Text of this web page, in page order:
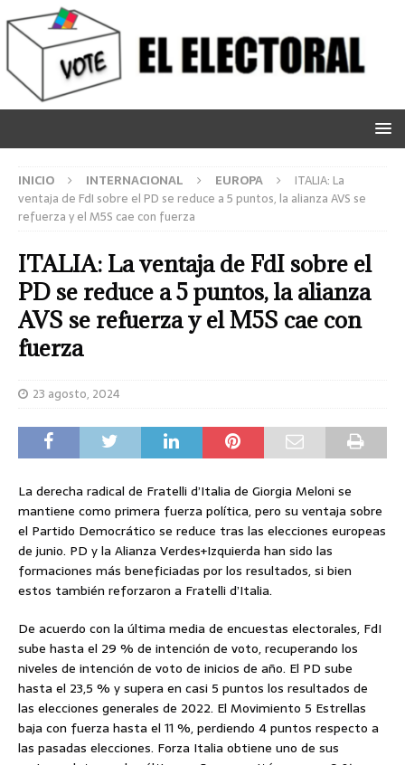
INICIO INTERNACIONAL EUROPA
ITALIA: La
ventaja de FdI sobre el PD se reduce a 5 puntos, la alianza AVS se
refuerza y el M5S cae con fuerza
ITALIA: La ventaja de FdI sobre el
PD se reduce a 5 puntos, la alianza
AVS se refuerza y el M5S cae con
fuerza
23 agosto, 2024
La derecha radical de Fratelli d’Italia de Giorgia Meloni se
mantiene como primera fuerza política, pero su ventaja sobre
el Partido Democrático se reduce tras las elecciones europeas
de junio. PD y la Alianza Verdes+Izquierda han sido las
formaciones más beneficiadas por los resultados, si bien
estos también reforzaron a Fratelli d’Italia.
De acuerdo con la última media de encuestas electorales, FdI
sube hasta el 29 % de intención de voto, recuperando los
niveles de intención de voto de inicios de año. El PD sube
hasta el 23,5 % y supera en casi 5 puntos los resultados de
las elecciones generales de 2022. El Movimiento 5 Estrellas
baja con fuerza hasta el 11 %, perdiendo 4 puntos respecto a
las pasadas elecciones. Forza Italia obtiene uno de sus